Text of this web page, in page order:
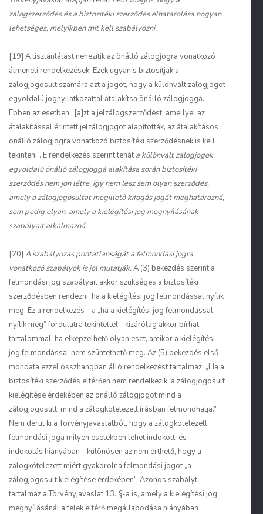
zálogszerződés és a biztosítéki szerződés elhatárolása hogyan
lehetséges, melyikben mit kell szabályozni.
[19] A tisztánlátást nehezítik az önálló zálogjogra vonatkozó
átmeneti rendelkezések. Ezek ugyanis biztosítják a
zálogjogosult számára azt a jogot, hogy a különvált zálogjogot
egyoldalú jognyilatkozattal átalakítsa önálló zálogjoggá.
Ebben az esetben „[a]zt a jelzálogszerződést, amellyel az
átalakítással érintett jelzálogjogot alapították, az átalakításos
önálló zálogjogra vonatkozó biztosítéki szerződésnek is kell
tekinteni”. E rendelkezés szerint tehát a különvált zálogjogok
egyoldalú önálló zálogjoggá alakítása során biztosítéki
szerződés nem jön létre, így nem lesz sem olyan szerződés,
amely a zálogjogosultat megillető kifogás jogát meghatározná,
sem pedig olyan, amely a kielégítési jog megnyílásának
szabályait alkalmazná.
[20] A szabályozás pontatlanságát a felmondási jogra
vonatkozó szabályok is jól mutatják.A (3) bekezdés szerint a
felmondási jog szabályait akkor szükséges a biztosítéki
szerződésben rendezni, ha a kielégítési jog felmondással nyílik
meg. Ez a rendelkezés - a „ha a kielégítési jog felmondással
nyílik meg” fordulatra tekintettel - kizárólag akkor bírhat
tartalommal, ha elképzelhető olyan eset, amikor a kielégítési
jog felmondással nem szüntethető meg. Az (5) bekezdés első
mondata ezzel összhangban álló rendelkezést tartalmaz: „Ha a
biztosítéki szerződés eltérően nem rendelkezik, a zálogjogosult
kielégítése érdekében az önálló zálogjogot mind a
zálogjogosult, mind a zálogkötelezett írásban felmondhatja.”
Nem derül ki a Törvényjavaslatból, hogy a zálogkötelezett
felmondási joga milyen esetekben lehet indokolt, és -
indokolás hiányában - különösen az nem érthető, hogy a
zálogkötelezett miért gyakorolna felmondási jogot „a
zálogjogosult kielégítése érdekében”. Azonos szabályt
tartalmaz a Törvényjavaslat 13. §-a is, amely a kielégítési jog
megnyílásánál a felek eltérő megállapodása hiányában